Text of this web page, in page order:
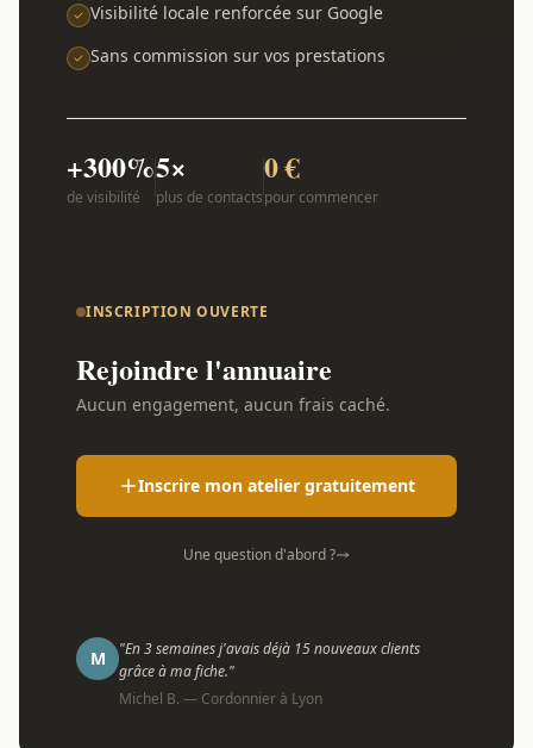
Visibilité locale renforcée sur Google
Sans commission sur vos prestations
+300%
de visibilité
5×
plus de contacts
0 €
pour commencer
INSCRIPTION OUVERTE
Rejoindre l'annuaire
Aucun engagement, aucun frais caché.
Inscrire mon atelier gratuitement
Une question d'abord ?
M
"En 3 semaines j'avais déjà 15 nouveaux clients
grâce à ma fiche."
Michel B. — Cordonnier à Lyon